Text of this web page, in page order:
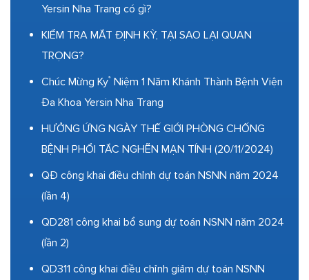
Yersin Nha Trang có gì?
KIỂM TRA MẮT ĐỊNH KỲ, TẠI SAO LẠI QUAN
TRỌNG?
Chúc Mừng Kỷ Niệm 1 Năm Khánh Thành Bệnh Viện
Đa Khoa Yersin Nha Trang
HƯỞNG ỨNG NGÀY THẾ GIỚI PHÒNG CHỐNG
BỆNH PHỔI TẮC NGHẼN MẠN TÍNH (20/11/2024)
QĐ công khai điều chỉnh dự toán NSNN năm 2024
(lần 4)
QD281 công khai bổ sung dự toán NSNN năm 2024
(lần 2)
QD311 công khai điều chỉnh giảm dự toán NSNN